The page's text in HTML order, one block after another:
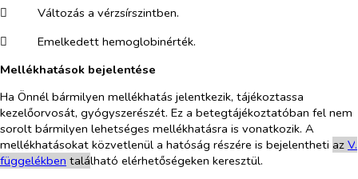
​
Változás a vérzsírszintben.
​
Emelkedett hemoglobinérték.
Mellékhatások bejelentése
Ha Önnél bármilyen mellékhatás jelentkezik, tájékoztassa
kezelőorvosát, gyógyszerészét. Ez a betegtájékoztatóban fel nem
sorolt bármilyen lehetséges mellékhatásra is vonatkozik. A
mellékhatásokat közvetlenül a hatóság részére is bejelentheti az V.
függelékben található elérhetőségeken keresztül.